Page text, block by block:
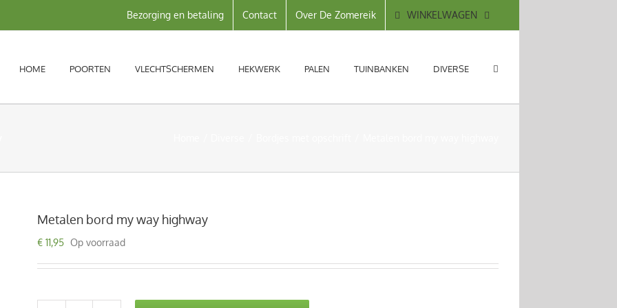
Bezorging en betaling Contact Over De Zomereik WINKELWAGEN
HOME POORTEN VLECHTSCHERMEN HEKWERK PALEN TUINBANKEN DIVERSE
Metalen bord my way highway
€ 11,95 Op voorraad